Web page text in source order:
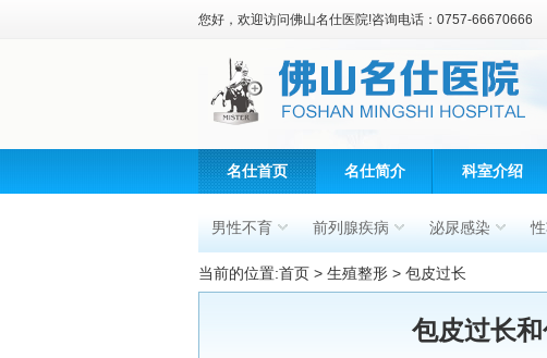
您好，欢迎访问佛山名仕医院!咨询电话：0757-66670666
名仕首页 名仕简介 科室介绍
男性不育 前列腺疾病 泌尿感染
当前的位置:首页 > 生殖整形 > 包皮过长
包皮过长